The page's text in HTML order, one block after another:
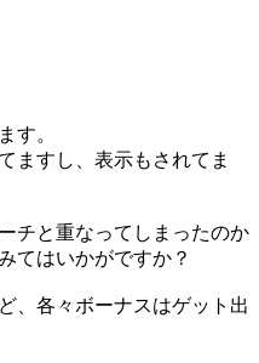
す。
ますし、表示もされてま
チと重なってしまったのか
てはいかがですか？
、各々ボーナスはゲット出